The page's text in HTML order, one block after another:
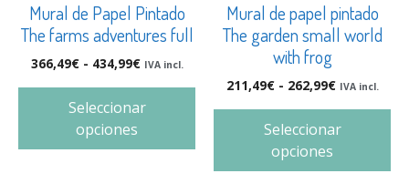
Mural de Papel Pintado
The farms adventures full
366,49€ - 434,99€ IVA incl.
Seleccionar
opciones
Mural de papel pintado
The garden small world
with frog
211,49€ - 262,99€ IVA incl.
Seleccionar
opciones